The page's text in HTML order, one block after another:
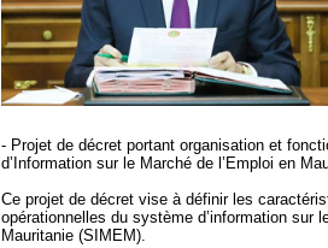
‐ Projet de décret portant organisation et
d’Information sur le Marché de l’Emploi en
Ce projet de décret vise à définir les
opérationnelles du système d’information sur
Mauritanie (SIMEM).